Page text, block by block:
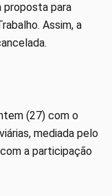
proposta para
Assim, a
(27) com o
mediada pelo
a participação